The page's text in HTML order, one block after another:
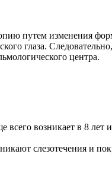
путем изменения
глаза.
центра.
возникает в 8
слезотечения и